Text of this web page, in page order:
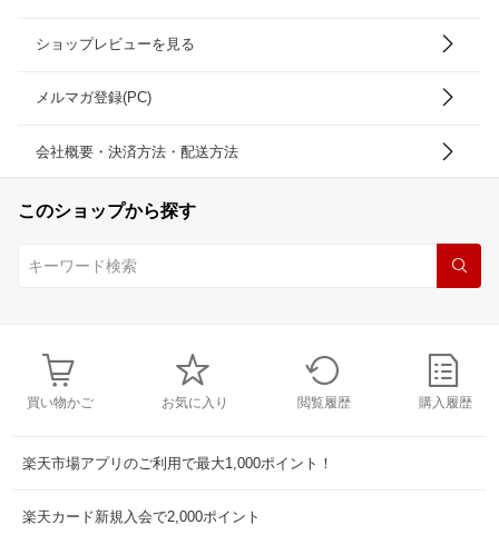
ショップレビューを見る
メルマガ登録(PC)
会社概要・決済方法・配送方法
このショップから探す
買い物かご お気に入り 閲覧履歴 購入履歴
楽天市場アプリのご利用で最大1,000ポイント！
楽天カード新規入会で2,000ポイント